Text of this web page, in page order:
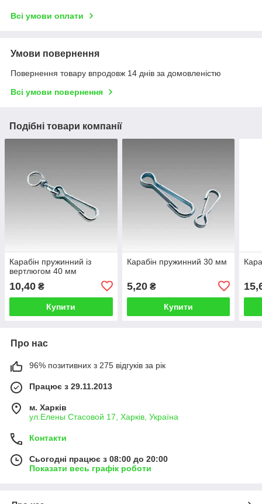
Всі умови оплати
Умови повернення
Повернення товару впродовж 14 днів за домовленістю
Всі умови повернення
Подібні товари компанії
Карабін пружинний із
вертлюгом 40 мм
10,40 ₴
Купити
Карабін пружинний 30 мм
5,20₴
Купити
Про нас
96% позитивних з 275 відгуків за рік
Працює з 29.11.2013
м. Харків
ул.Елены Стасовой 17, Харків, Україна
Контакти
Сьогодні працює з 08:00 до 20:00
Показати весь графік роботи